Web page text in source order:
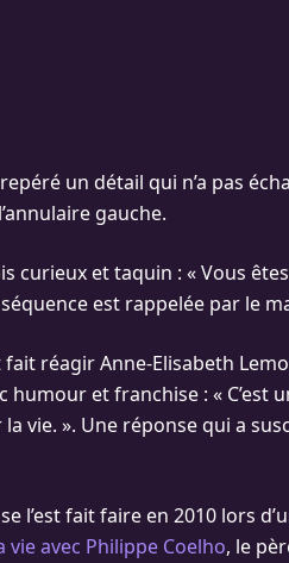
un détail qui n’a pas
gauche.
curieux et taquin : « Vous
est rappelée par le
réagir Anne-Elisabeth
et franchise : « C’est
vie. ». Une réponse qui a
l’est fait faire en 2010 lors
vie avec Philippe Coelho, le